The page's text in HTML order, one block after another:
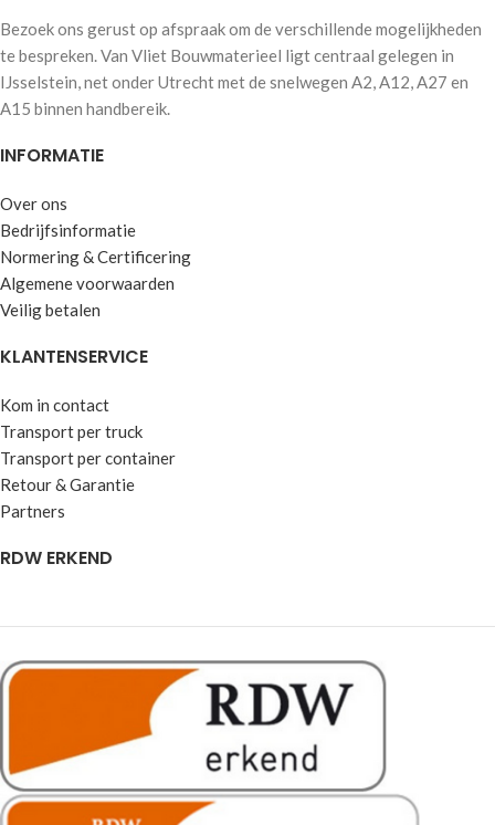
Ideaal voor aannemers, hoveniers
en overige veeleisende gebruikers.
Beste match in efficiëntie als u veel
stedelijke projecten heeft. Vraag nu
aan en krijg op werkdagen
Koop of lease mogelijkheden
Leasen mogelijk vanaf €2500,-
Maatwerkmogelijkheden!
Koop of lease mogelijkheden
Leasen vanaf €2500,-
Maatwerkmogelijkheden!
Bezoek ons gerust op afspraak om de verschillende mogelijkheden
te bespreken. Van Vliet Bouwmaterieel ligt centraal gelegen in
IJsselstein, net onder Utrecht met de snelwegen A2, A12, A27 en
A15 binnen handbereik.
INFORMATIE
Over ons
Bedrijfsinformatie
Normering & Certificering
Algemene voorwaarden
Veilig betalen
KLANTENSERVICE
Kom in contact
Transport per truck
Transport per container
Retour & Garantie
Partners
RDW ERKEND